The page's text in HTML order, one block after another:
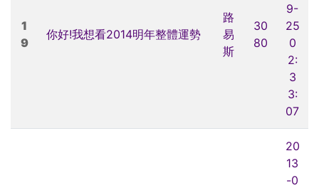
1
9
你好!我想看2014明年整體運勢
路
易
斯
30
80
9-
25
0
2:
3
3:
07
20
13
-0